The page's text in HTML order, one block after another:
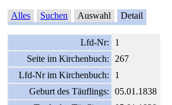
Alles Suchen Auswahl Detail
Lfd-Nr:
1
Seite im Kirchenbuch:
267
Lfd-Nr im Kirchenbuch:
1
Geburt des Täuflings:
05.01.1838